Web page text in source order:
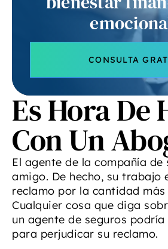
CONSULTA
Es Hora De
Con Un
El agente de la compañía de
amigo. De hecho, su trabajo
reclamo por la cantidad
Cualquier cosa que diga
un agente de seguros
para perjudicar su reclamo.